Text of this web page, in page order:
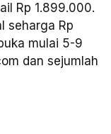
Rp 1.899.000.
seharga Rp
mulai 5-9
dan sejumlah